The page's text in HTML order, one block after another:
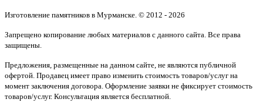
Изготовление памятников в Мурманске. © 2012 - 2026
Запрещено копирование любых материалов с данного сайта. Все права
защищены.
Предложения, размещенные на данном сайте, не являются публичной
офертой. Продавец имеет право изменить стоимость товаров/услуг на
момент заключения договора. Оформление заявки не фиксирует стоимость
товаров/услуг. Консультация является бесплатной.